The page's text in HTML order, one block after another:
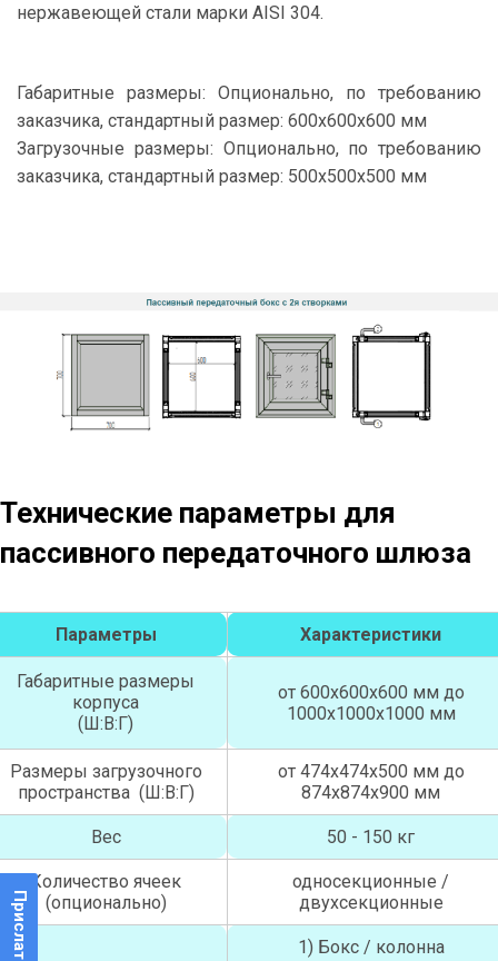
нержавеющей стали марки AISI 304.
Габаритные размеры: Опционально, по требованию
заказчика, стандартный размер: 600х600х600 мм
Загрузочные размеры: Опционально, по требованию
заказчика, стандартный размер: 500х500х500 мм
Технические параметры для
пассивного передаточного шлюза
Параметры Характеристики
Габаритные размеры
корпуса
(Ш:В:Г)
от 600х600х600 мм до
1000х1000х1000 мм
Размеры загрузочного
пространства (Ш:В:Г)
от 474х474х500 мм до
874х874х900 мм
Вес 50 - 150 кг
Количество ячеек
(опционально)
односекционные /
двухсекционные
1) Бокс / колонна